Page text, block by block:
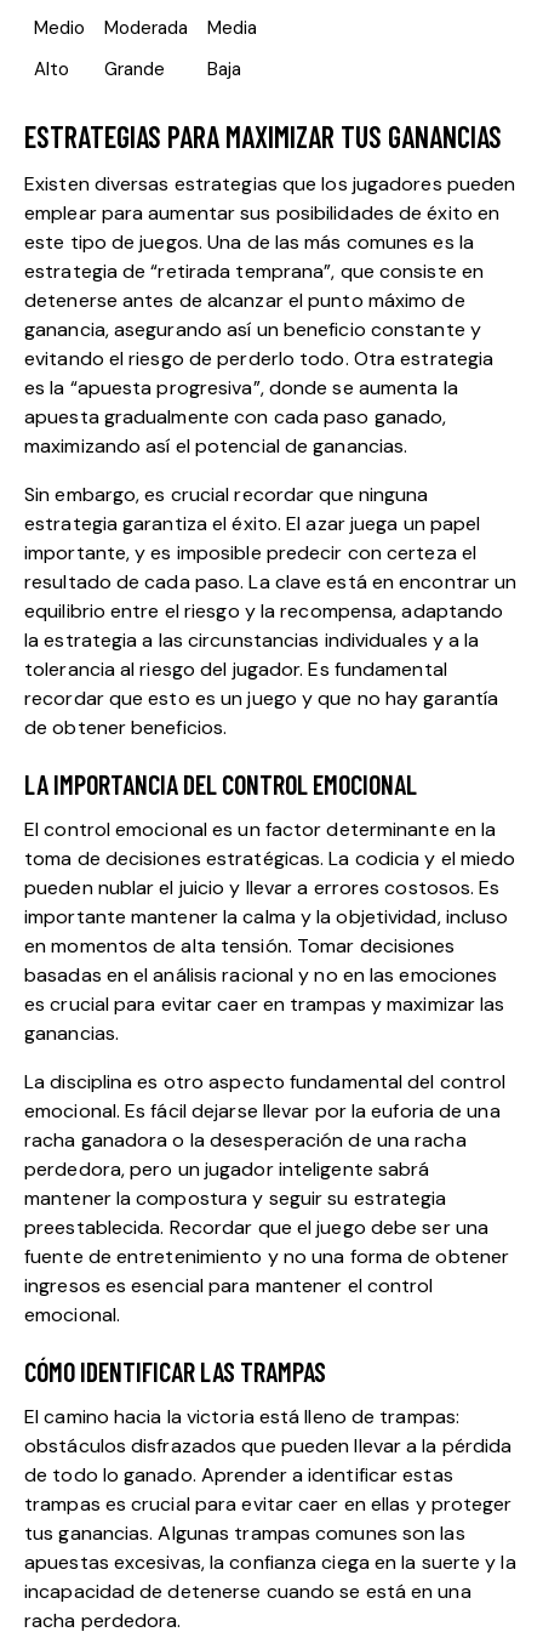
Medio
Moderada
Media
Alto
Grande Baja
ESTRATEGIAS PARA MAXIMIZAR TUS GANANCIAS
Existen diversas estrategias que los jugadores pueden
emplear para aumentar sus posibilidades de éxito en
este tipo de juegos. Una de las más comunes es la
estrategia de “retirada temprana”, que consiste en
detenerse antes de alcanzar el punto máximo de
ganancia, asegurando así un beneficio constante y
evitando el riesgo de perderlo todo. Otra estrategia
es la “apuesta progresiva”, donde se aumenta la
apuesta gradualmente con cada paso ganado,
maximizando así el potencial de ganancias.
Sin embargo, es crucial recordar que ninguna
estrategia garantiza el éxito. El azar juega un papel
importante, y es imposible predecir con certeza el
resultado de cada paso. La clave está en encontrar un
equilibrio entre el riesgo y la recompensa, adaptando
la estrategia a las circunstancias individuales y a la
tolerancia al riesgo del jugador. Es fundamental
recordar que esto es un juego y que no hay garantía
de obtener beneficios.
LA IMPORTANCIA DEL CONTROL EMOCIONAL
El control emocional es un factor determinante en la
toma de decisiones estratégicas. La codicia y el miedo
pueden nublar el juicio y llevar a errores costosos. Es
importante mantener la calma y la objetividad, incluso
en momentos de alta tensión. Tomar decisiones
basadas en el análisis racional y no en las emociones
es crucial para evitar caer en trampas y maximizar las
ganancias.
La disciplina es otro aspecto fundamental del control
emocional. Es fácil dejarse llevar por la euforia de una
racha ganadora o la desesperación de una racha
perdedora, pero un jugador inteligente sabrá
mantener la compostura y seguir su estrategia
preestablecida. Recordar que el juego debe ser una
fuente de entretenimiento y no una forma de obtener
ingresos es esencial para mantener el control
emocional.
CÓMO IDENTIFICAR LAS TRAMPAS
El camino hacia la victoria está lleno de trampas:
obstáculos disfrazados que pueden llevar a la pérdida
de todo lo ganado. Aprender a identificar estas
trampas es crucial para evitar caer en ellas y proteger
tus ganancias. Algunas trampas comunes son las
apuestas excesivas, la confianza ciega en la suerte y la
incapacidad de detenerse cuando se está en una
racha perdedora.